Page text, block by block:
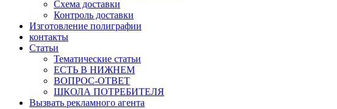
Схема доставки
Контроль доставки
Изготовление полиграфии
контакты
Статьи
Тематические статьи
ЕСТЬ В НИЖНЕМ
ВОПРОС-ОТВЕТ
ШКОЛА ПОТРЕБИТЕЛЯ
Вызвать рекламного агента